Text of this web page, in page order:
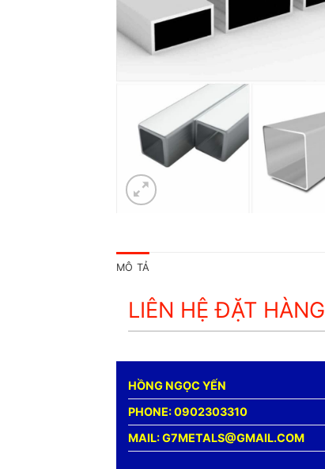
MÔ TẢ
LIÊN HỆ ĐẶT HÀNG
HỒNG NGỌC YẾN
PHONE: 0902303310
MAIL: G7METALS@GMAIL.COM